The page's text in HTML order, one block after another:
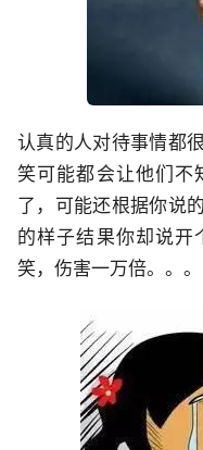
认真的人对待事情都
笑可能都会让他们不
了，可能还根据你说
的样子结果你却说开
笑，伤害一万倍。。。